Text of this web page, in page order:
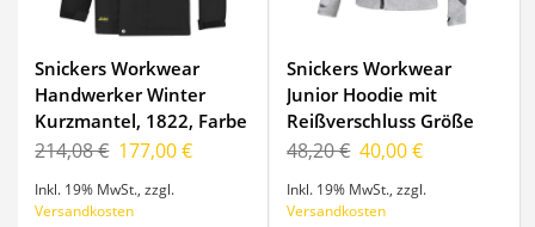
Snickers Workwear
Handwerker Winter
Kurzmantel, 1822, Farbe
Black, Größe XXXL
214,08 € 177,00 €
Inkl. 19% MwSt.,zzgl.
Versandkosten
Snickers Workwear
Junior Hoodie mit
Reißverschluss Größe
134/140
48,20 € 40,00 €
Inkl. 19% MwSt.,zzgl.
Versandkosten